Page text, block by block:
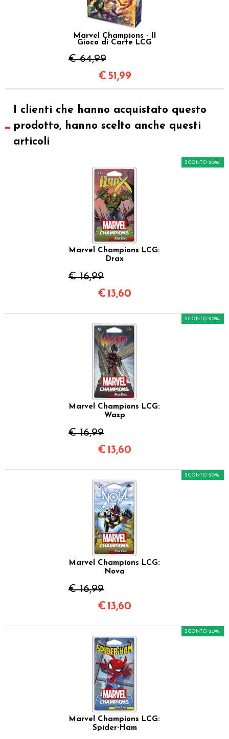
Marvel Champions - Il
Gioco di Carte LCG
€ 64,99
€ 51,99
I clienti che hanno acquistato questo
prodotto, hanno scelto anche questi
articoli
Marvel Champions LCG:
Drax
€ 16,99
SCONTO 20%
€ 13,60
Marvel Champions LCG:
Wasp
€ 16,99
SCONTO 20%
€ 13,60
Marvel Champions LCG:
Nova
€ 16,99
SCONTO 20%
€ 13,60
Marvel Champions LCG:
Spider-Ham
SCONTO 20%